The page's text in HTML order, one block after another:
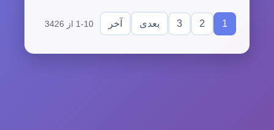
1
2
3 بعدی آخر 1-10 از 3426